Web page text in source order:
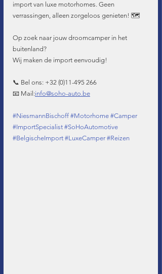
import van luxe motorhomes. Geen
verrassingen, alleen zorgeloos genieten! 🗺️
Op zoek naar jouw droomcamper in het
buitenland?
Wij maken de import eenvoudig!
📞 Bel ons: +32 (0)11-495 266
📧 Mail:info@soho-auto.be
#NiesmannBischoff #Motorhome #Camper
#ImportSpecialist #SoHoAutomotive
#BelgischeImport #LuxeCamper #Reizen